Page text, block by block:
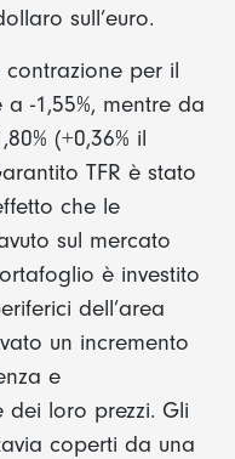
sull’euro.
per il
-1,55%, mentre da
(+0,36% il
TFR è stato
che le
sul mercato
è investito
dell’area
un incremento
e
dei loro prezzi. Gli
coperti da una